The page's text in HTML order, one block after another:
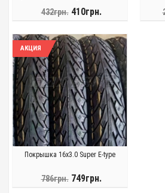
432грн. 410грн.
АКЦИЯ
Покрышка 16x3.0 Super E-type
786грн. 749грн.